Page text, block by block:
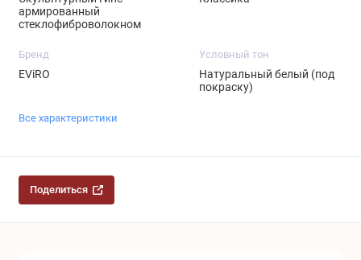
армированный
стеклофиброволокном
Бренд
EViRO
Условный тон
Натуральный белый (под
покраску)
Все характеристики
Поделиться